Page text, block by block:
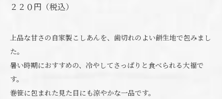
２２０円（税込）
上品な甘さの自家製こしあんを、歯切れのよい餅生地で包みまし
た。
暑い時期におすすめの、冷やしてさっぱりと食べられる大福で
す。
巻笹に包まれた見た目にも涼やかな一品です。